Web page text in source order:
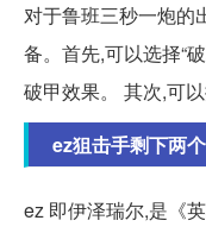
对于鲁班三秒一炮的
备。首先,可以选择“
破甲效果。 其次,可以
ez狙击手剩下两
ez 即伊泽瑞尔,是《